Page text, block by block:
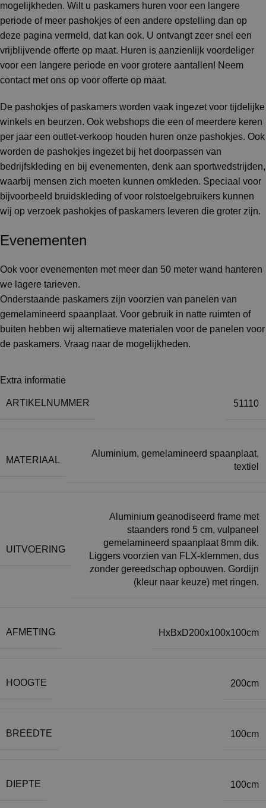
mogelijkheden. Wilt u paskamers huren voor een langere
periode of meer pashokjes of een andere opstelling dan op
deze pagina vermeld, dat kan ook. U ontvangt zeer snel een
vrijblijvende offerte op maat. Huren is aanzienlijk voordeliger
voor een langere periode en voor grotere aantallen! Neem
contact met ons op voor offerte op maat.
De pashokjes of paskamers worden vaak ingezet voor tijdelijke
winkels en beurzen. Ook webshops die een of meerdere keren
per jaar een outlet-verkoop houden huren onze pashokjes. Ook
worden de pashokjes ingezet bij het doorpassen van
bedrijfskleding en bij evenementen, denk aan sportwedstrijden,
waarbij mensen zich moeten kunnen omkleden. Speciaal voor
bijvoorbeeld bruidskleding of voor rolstoelgebruikers kunnen
wij op verzoek pashokjes of paskamers leveren die groter zijn.
Evenementen
Ook voor evenementen met meer dan 50 meter wand hanteren
we lagere tarieven.
Onderstaande paskamers zijn voorzien van panelen van
gemelamineerd spaanplaat. Voor gebruik in natte ruimten of
buiten hebben wij alternatieve materialen voor de panelen voor
de paskamers. Vraag naar de mogelijkheden.
Extra informatie
ARTIKELNUMMER 51110
MATERIAAL
Aluminium, gemelamineerd spaanplaat,
textiel
UITVOERING
Aluminium geanodiseerd frame met
staanders rond 5 cm, vulpaneel
gemelamineerd spaanplaat 8mm dik.
Liggers voorzien van FLX-klemmen, dus
zonder gereedschap opbouwen. Gordijn
(kleur naar keuze) met ringen.
AFMETING HxBxD200x100x100cm
HOOGTE 200cm
BREEDTE 100cm
DIEPTE 100cm